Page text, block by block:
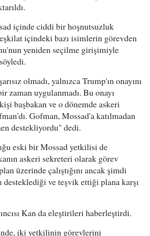
içinde ciddi bir hoşnutsuzluk
içindeki bazı isimlerin görevden
yeniden seçilme girişimiyle
olmadı, yalnızca Trump'ın onayını
zaman uygulanmadı. Bu onayı
başbakan ve o dönemde askeri
Gofman, Mossad'a katılmadan
destekliyordu" dedi.
eski bir Mossad yetkilisi de
askeri sekreteri olarak görev
üzerinde çalıştığını ancak şimdi
ve teşvik ettiği plana karşı
Kan da eleştirileri haberleştirdi.
iki yetkilinin görevlerini